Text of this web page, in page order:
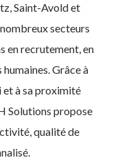
Saint-Avold et
secteurs
en recrutement, en
Grâce à
et à sa proximité
Solutions propose
qualité de